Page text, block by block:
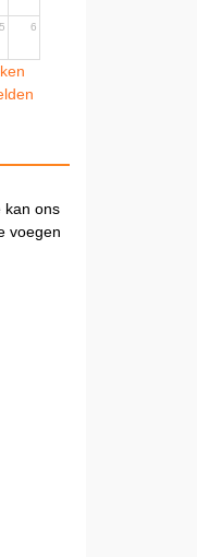
5 6
kan ons
voegen